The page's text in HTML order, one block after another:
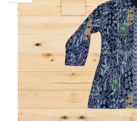
Cara Shalat
Menurut
Himpunan
Putusan Tarjih
Muhammadiyah
Rp. 31.000
Himpunan